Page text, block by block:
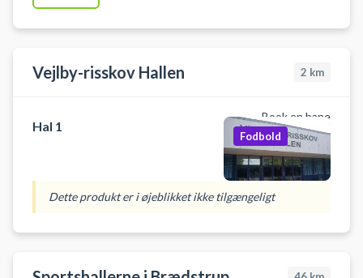
pickleballbaner i samme lokaler.
Der er gratis parkering lige ved
Vejlby-risskov Hallen 2 km
Book en bane
Hal 1
Fodbold
Dette produkt er i øjeblikket ikke tilgængeligt